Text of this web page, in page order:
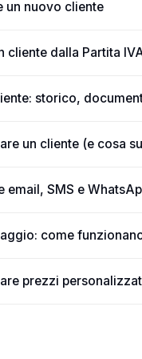
un nuovo cliente
cliente dalla Partita
storico,
un cliente (e cosa
email, SMS e
come
prezzi